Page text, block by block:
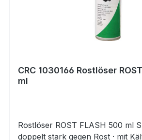
CRC 1030166 Rostlöser
ml
Rostlöser ROST FLASH 500 ml
doppelt stark gegen Rost · mit